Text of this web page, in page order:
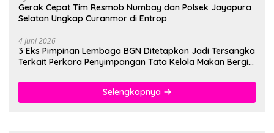
Gerak Cepat Tim Resmob Numbay dan Polsek Jayapura
Selatan Ungkap Curanmor di Entrop
4 Juni 2026
3 Eks Pimpinan Lembaga BGN Ditetapkan Jadi Tersangka
Terkait Perkara Penyimpangan Tata Kelola Makan Bergizi
Selengkapnya